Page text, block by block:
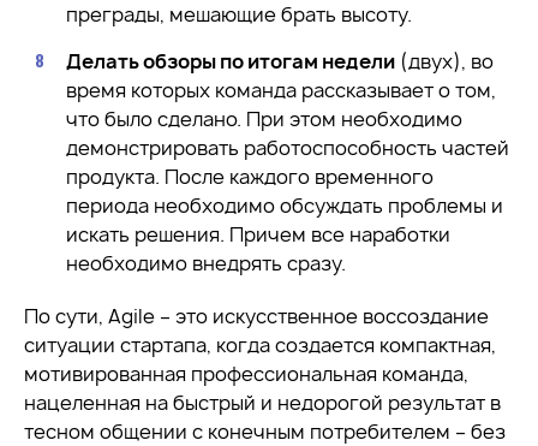
преграды, мешающие брать высоту.
Делать обзоры по итогам недели (двух), во
время которых команда рассказывает о том,
что было сделано. При этом необходимо
демонстрировать работоспособность частей
продукта. После каждого временного
периода необходимо обсуждать проблемы и
искать решения. Причем все наработки
необходимо внедрять сразу.
По сути, Agile – это искусственное воссоздание
ситуации стартапа, когда создается компактная,
мотивированная профессиональная команда,
нацеленная на быстрый и недорогой результат в
тесном общении с конечным потребителем – без